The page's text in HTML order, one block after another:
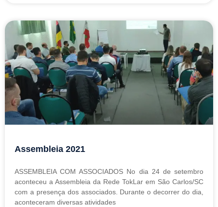
Assembleia 2021
ASSEMBLEIA COM ASSOCIADOS No dia 24 de setembro
aconteceu a Assembleia da Rede TokLar em São Carlos/SC
com a presença dos associados. Durante o decorrer do dia,
aconteceram diversas atividades